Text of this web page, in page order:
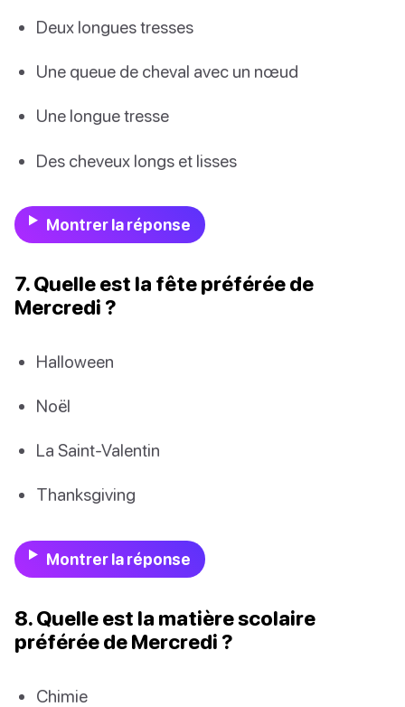
Deux longues tresses
Une queue de cheval avec un nœud
Une longue tresse
Des cheveux longs et lisses
Montrer la réponse
7. Quelle est la fête préférée de
Mercredi ?
Halloween
Noël
La Saint-Valentin
Thanksgiving
Montrer la réponse
8. Quelle est la matière scolaire
préférée de Mercredi ?
Chimie